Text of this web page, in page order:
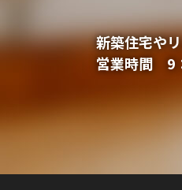
新築住宅や
営業時間 9